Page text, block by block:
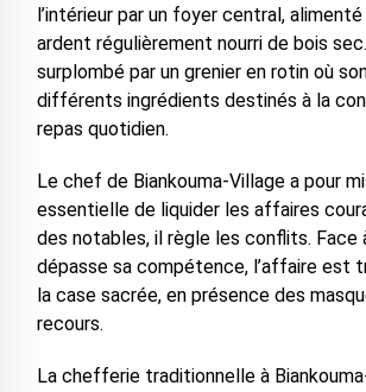
l’intérieur par un foyer central,
ardent régulièrement nourri de bois
surplombé par un grenier en rotin où
différents ingrédients destinés à la
repas quotidien.
Le chef de Biankouma-Village a pour
essentielle de liquider les affaires
des notables, il règle les conflits. Face
dépasse sa compétence, l’affaire est
la case sacrée, en présence des
recours.
La chefferie traditionnelle à